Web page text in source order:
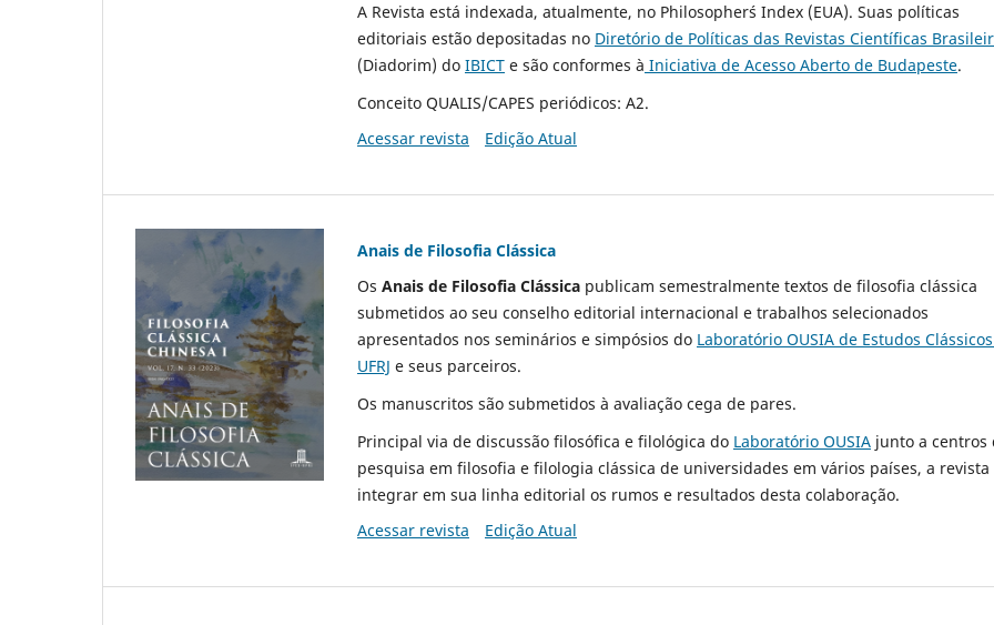
A Revista está indexada, atualmente, no Philosopher´s Index (EUA). Suas políticas
editoriais estão depositadas no Diretório de Políticas das Revistas Científicas
(Diadorim) do IBICT e são conformes à Iniciativa de Acesso Aberto de Budapeste.
Conceito QUALIS/CAPES periódicos: A2.
Acessar revista
Edição Atual
Anais de Filosofia Clássica
Os Anais de Filosofia Clássica publicam semestralmente textos de filosofia clássica
submetidos ao seu conselho editorial internacional e trabalhos selecionados
apresentados nos seminários e simpósios do Laboratório OUSIA de Estudos
UFRJ e seus parceiros.
Os manuscritos são submetidos à avaliação cega de pares.
Principal via de discussão filosófica e filológica do Laboratório OUSIA junto a centros
pesquisa em filosofia e filologia clássica de universidades em vários países, a revista
integrar em sua linha editorial os rumos e resultados desta colaboração.
Acessar revista
Edição Atual